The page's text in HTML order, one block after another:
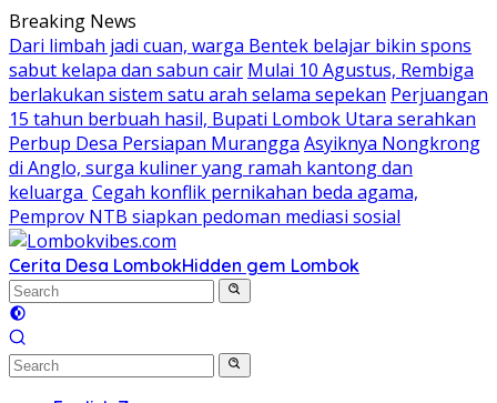
Skip
to
content
Breaking News
Dari limbah jadi cuan, warga Bentek belajar bikin spons
sabut kelapa dan sabun cair Mulai 10 Agustus, Rembiga
berlakukan sistem satu arah selama sepekan Perjuangan
15 tahun berbuah hasil, Bupati Lombok Utara serahkan
Perbup Desa Persiapan Murangga Asyiknya Nongkrong
di Anglo, surga kuliner yang ramah kantong dan
keluarga Cegah konflik pernikahan beda agama,
Pemprov NTB siapkan pedoman mediasi sosial
Cerita Desa LombokHidden gem Lombok